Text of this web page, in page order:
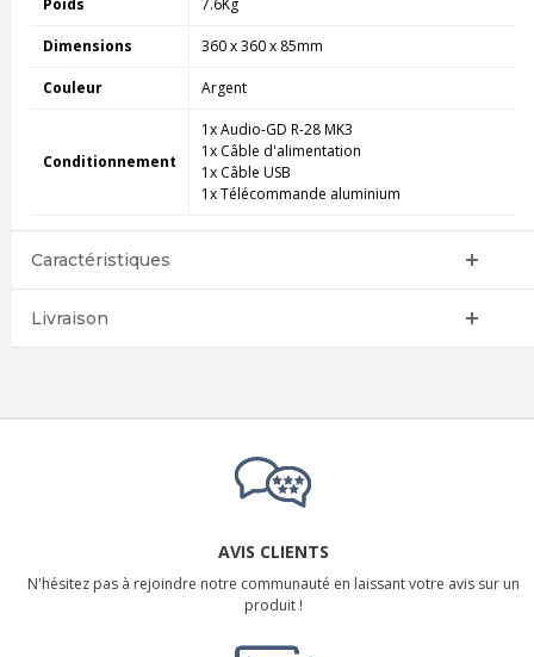
Dimensions 360 x 360 x 85mm
Couleur Argent
Conditionnement
1x Audio-GD R-28 MK3
1x Câble d'alimentation
1x Câble USB
1x Télécommande aluminium
Caractéristiques
Livraison
AVIS CLIENTS
N'hésitez pas à rejoindre notre communauté en laissant votre avis sur un
produit !